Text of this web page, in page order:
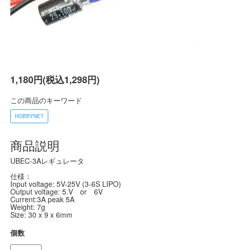
1,180円(税込1,298円)
この商品のキーワード
HOBBYNET
商品説明
UBEC-3Aレギュレータ
仕様：
Input voltage: 5V-25V (3-6S LIPO)
Output voltage: 5.V or 6V
Current:3A peak 5A
Weight: 7g
Size: 30 x 9 x 6mm
個数